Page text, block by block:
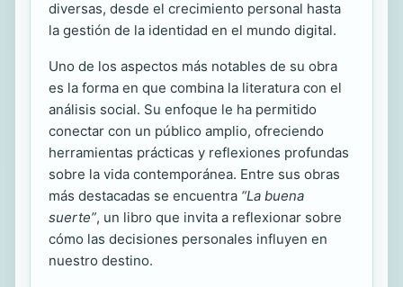
diversas, desde el crecimiento personal hasta
la gestión de la identidad en el mundo digital.
Uno de los aspectos más notables de su obra
es la forma en que combina la literatura con el
análisis social. Su enfoque le ha permitido
conectar con un público amplio, ofreciendo
herramientas prácticas y reflexiones profundas
sobre la vida contemporánea. Entre sus obras
más destacadas se encuentra “La buena
suerte”, un libro que invita a reflexionar sobre
cómo las decisiones personales influyen en
nuestro destino.